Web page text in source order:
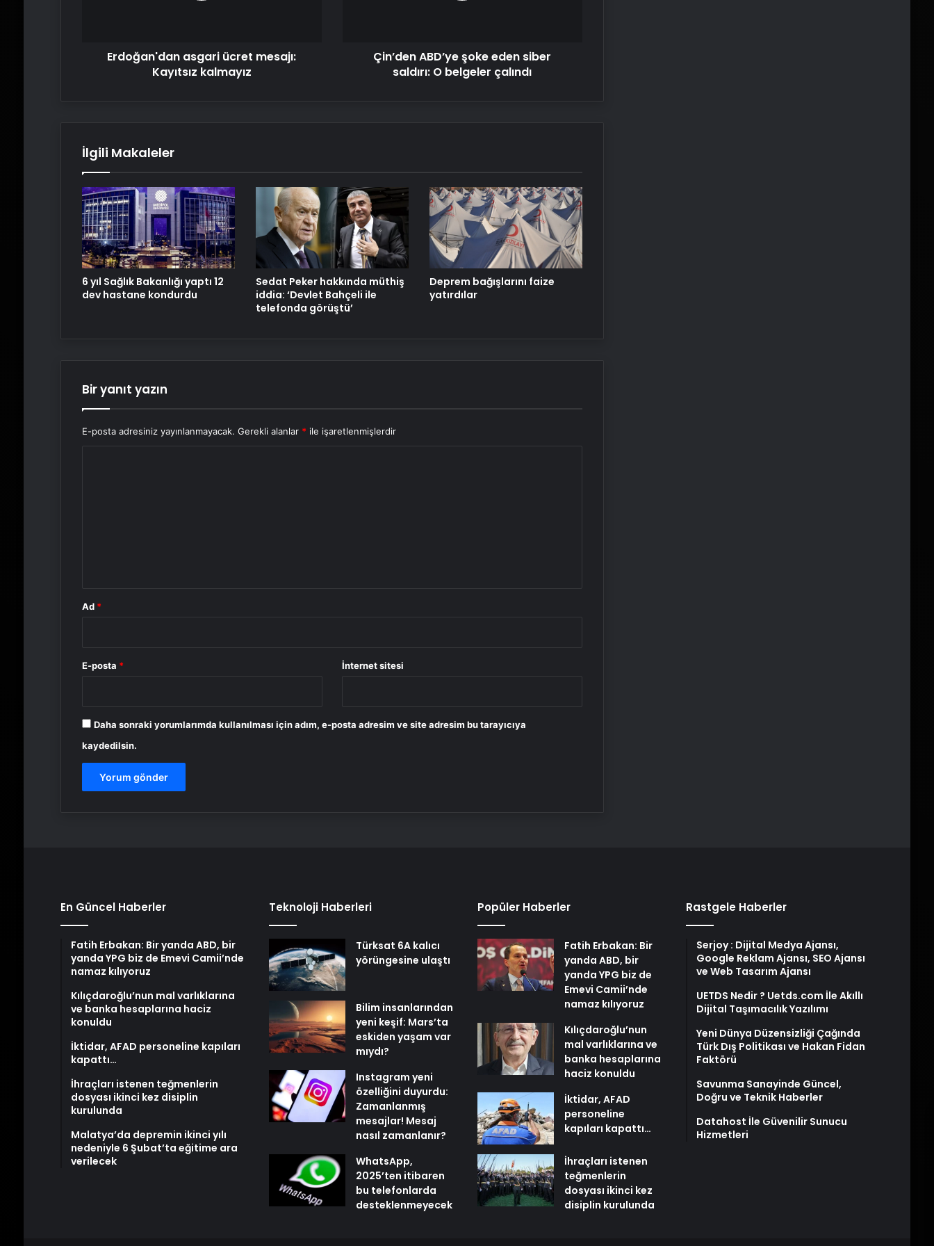
Erdoğan'dan asgari ücret mesajı:
Kayıtsız kalmayız
Çin’den ABD’ye şoke eden siber
saldırı: O belgeler çalındı
İlgili Makaleler
6 yıl Sağlık Bakanlığı yaptı 12
dev hastane kondurdu
Sedat Peker hakkında müthiş
iddia: ‘Devlet Bahçeli ile
telefonda görüştü’
Deprem bağışlarını faize
yatırdılar
Bir yanıt yazın
E-posta adresiniz yayınlanmayacak. Gerekli alanlar * ile işaretlenmişlerdir
Ad *
E-posta * İnternet sitesi
Daha sonraki yorumlarımda kullanılması için adım, e-posta adresim ve site adresim bu tarayıcıya
kaydedilsin.
En Güncel Haberler
Fatih Erbakan: Bir yanda ABD, bir
yanda YPG biz de Emevi Camii’nde
namaz kılıyoruz
Kılıçdaroğlu’nun mal varlıklarına
ve banka hesaplarına haciz
konuldu
İktidar, AFAD personeline kapıları
kapattı…
İhraçları istenen teğmenlerin
dosyası ikinci kez disiplin
kurulunda
Malatya’da depremin ikinci yılı
nedeniyle 6 Şubat’ta eğitime ara
verilecek
Teknoloji Haberleri
Türksat 6A kalıcı
yörüngesine ulaştı
Bilim insanlarından
yeni keşif: Mars’ta
eskiden yaşam var
mıydı?
Instagram yeni
özelliğini duyurdu:
Zamanlanmış
mesajlar! Mesaj
nasıl zamanlanır?
WhatsApp,
2025’ten itibaren
bu telefonlarda
desteklenmeyecek
Popüler Haberler
Fatih Erbakan: Bir
yanda ABD, bir
yanda YPG biz de
Emevi Camii’nde
namaz kılıyoruz
Kılıçdaroğlu’nun
mal varlıklarına ve
banka hesaplarına
haciz konuldu
İktidar, AFAD
personeline
kapıları kapattı…
İhraçları istenen
teğmenlerin
dosyası ikinci kez
disiplin kurulunda
Rastgele Haberler
Serjoy : Dijital Medya Ajansı,
Google Reklam Ajansı, SEO Ajansı
ve Web Tasarım Ajansı
UETDS Nedir ? Uetds.com İle Akıllı
Dijital Taşımacılık Yazılımı
Yeni Dünya Düzensizliği Çağında
Türk Dış Politikası ve Hakan Fidan
Faktörü
Savunma Sanayinde Güncel,
Doğru ve Teknik Haberler
Datahost İle Güvenilir Sunucu
Hizmetleri